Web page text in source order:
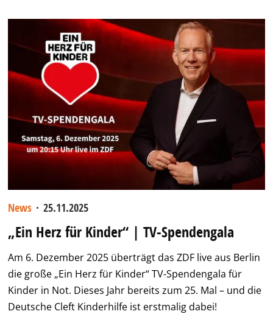
News · 25.11.2025
„Ein Herz für Kinder“ | TV-Spendengala
Am 6. Dezember 2025 überträgt das ZDF live aus Berlin
die große „Ein Herz für Kinder“ TV-Spendengala für
Kinder in Not. Dieses Jahr bereits zum 25. Mal – und die
Deutsche Cleft Kinderhilfe ist erstmalig dabei!